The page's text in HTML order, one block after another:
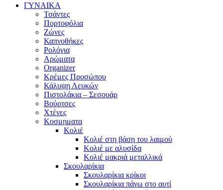
ΓΥΝΑΙΚΑ
Τσάντες
Πορτοφόλια
Ζώνες
Καπνοθήκες
Ρολόγια
Αρώματα
Organizer
Κρέμες Προσώπου
Κάλυψη Λευκών
Πιστολάκια – Σεσουάρ
Βούρτσες
Χτένες
Κοσμηματα
Κολιέ
Κολιέ στη βάση του λαιμού
Κολιέ με αλυσίδα
Κολιέ μακριά μεταλλικά
Σκουλαρίκια
Σκουλαρίκια κρίκοι
Σκουλαρίκια πάνω στο αυτί